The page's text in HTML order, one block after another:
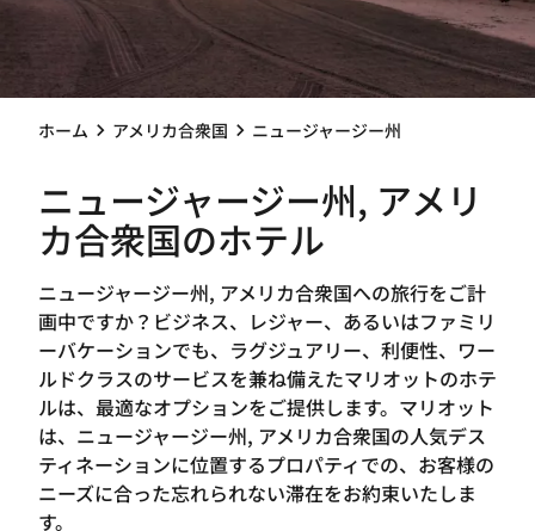
ホーム アメリカ合衆国 ニュージャージー州
ニュージャージー州, アメリ
カ合衆国のホテル
ニュージャージー州, アメリカ合衆国への旅行をご計
画中ですか？ビジネス、レジャー、あるいはファミリ
ーバケーションでも、ラグジュアリー、利便性、ワー
ルドクラスのサービスを兼ね備えたマリオットのホテ
ルは、最適なオプションをご提供します。マリオット
は、ニュージャージー州, アメリカ合衆国の人気デス
ティネーションに位置するプロパティでの、お客様の
ニーズに合った忘れられない滞在をお約束いたしま
す。